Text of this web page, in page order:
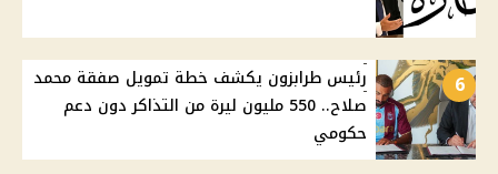
6
رئيس طرابزون يكشف خطة تمويل صفقة محمد
صلاح.. 550 مليون ليرة من التذاكر دون دعم
حكومي